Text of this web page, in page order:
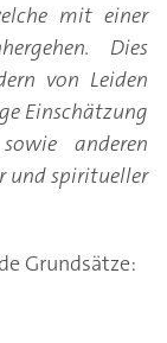
mit einer
Dies
von Leiden
Einschätzung
anderen
und spiritueller
Grundsätze: